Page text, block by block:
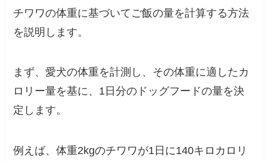
チワワの体重に基づいてご飯の量を計算する方法
を説明します。
まず、愛犬の体重を計測し、その体重に適したカ
ロリー量を基に、1日分のドッグフードの量を決
定します。
例えば、体重2kgのチワワが1日に140キロカロリ